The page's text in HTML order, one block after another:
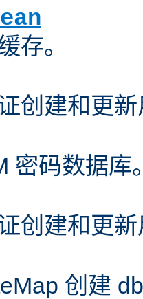
存。
创建和更
密码数据库
创建和更
创建